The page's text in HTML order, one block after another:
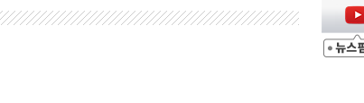
병대, 한반도 지형서 FPV 공격훈련 공개
라젬…공정위 과징금 4억3200만원
곳 선정...소부장 핵심기업 추가 육성